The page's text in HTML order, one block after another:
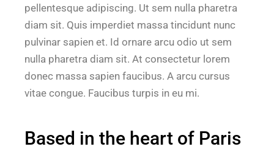
pellentesque adipiscing. Ut sem nulla pharetra
diam sit. Quis imperdiet massa tincidunt nunc
pulvinar sapien et. Id ornare arcu odio ut sem
nulla pharetra diam sit. At consectetur lorem
donec massa sapien faucibus. A arcu cursus
vitae congue. Faucibus turpis in eu mi.
Based in the heart of Paris